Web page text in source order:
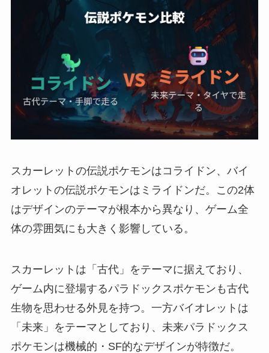
スカーレットの伝説ポケモンはコライドン、バイ
オレットの伝説ポケモンはミライドンだ。この2体
はデザインのテーマが根本から異なり、ゲーム全
体の雰囲気にも大きく影響している。
スカーレットは「古代」をテーマに据えており、
ゲーム内に登場するパラドックスポケモンも古代
生物を思わせる外見を持つ。一方バイオレットは
「未来」をテーマとしており、未来パラドックス
ポケモンは機械的・SF的なデザインが特徴だ。